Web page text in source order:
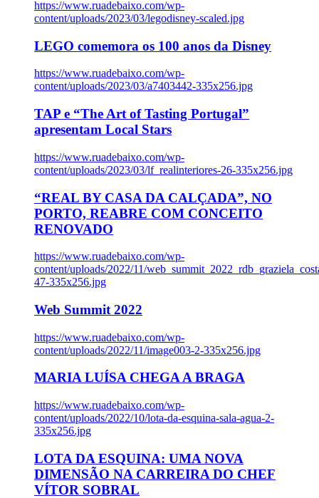
https://www.ruadebaixo.com/wp-
content/uploads/2023/03/legodisney-scaled.jpg
LEGO comemora os 100 anos da Disney
https://www.ruadebaixo.com/wp-
content/uploads/2023/03/a7403442-335x256.jpg
TAP e “The Art of Tasting Portugal”
apresentam Local Stars
https://www.ruadebaixo.com/wp-
content/uploads/2023/03/lf_realinteriores-26-335x256.jpg
“REAL BY CASA DA CALÇADA”, NO
PORTO, REABRE COM CONCEITO
RENOVADO
https://www.ruadebaixo.com/wp-
content/uploads/2022/11/
47-335x256.jpg
Web Summit 2022
https://www.ruadebaixo.com/wp-
content/uploads/2022/11/image003-2-335x256.jpg
MARIA LUÍSA CHEGA A BRAGA
https://www.ruadebaixo.com/wp-
content/uploads/2022/10/lota-da-esquina-sala-agua-2-
335x256.jpg
LOTA DA ESQUINA: UMA NOVA
DIMENSÃO NA CARREIRA DO CHEF
VÍTOR SOBRAL